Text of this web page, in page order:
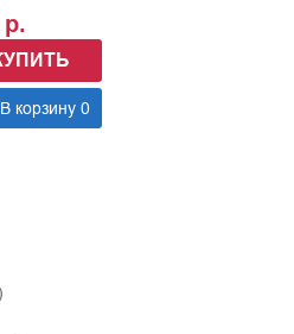
В корзину 0